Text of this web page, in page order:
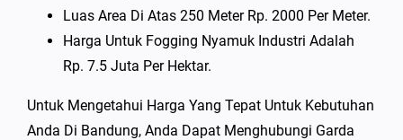
Luas Area Di Atas 250 Meter Rp. 2000 Per Meter.
Harga Untuk Fogging Nyamuk Industri Adalah
Rp. 7.5 Juta Per Hektar.
Untuk Mengetahui Harga Yang Tepat Untuk Kebutuhan
Anda Di Bandung, Anda Dapat Menghubungi Garda